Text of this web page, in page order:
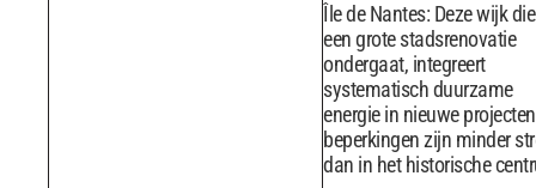
Île de Nantes: Deze wijk die
een grote stadsrenovatie
ondergaat, integreert
systematisch duurzame
energie in nieuwe
beperkingen zijn minder
dan in het historische